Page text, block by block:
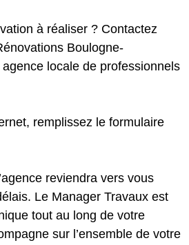
à réaliser ? Contactez
Boulogne-
locale de professionnels
remplissez le formulaire
reviendra vers vous
Le Manager Travaux est
tout au long de votre
sur l’ensemble de votre